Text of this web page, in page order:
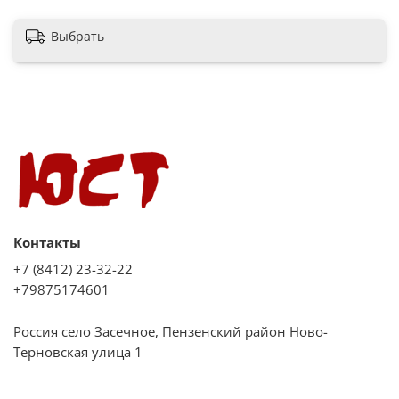
Размер изделия, см 30,7×18,7×16,5
Выбрать
Контакты
+7 (8412) 23-32-22
+79875174601
Россия село Засечное, Пензенский район Ново-
Терновская улица 1